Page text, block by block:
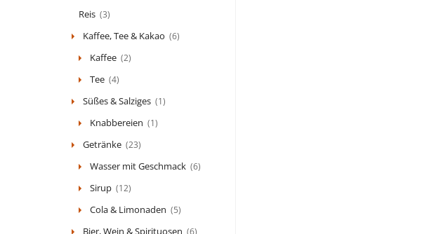
Reis (3)
Kaffee, Tee & Kakao (6)
Kaffee (2)
Tee (4)
Süßes & Salziges (1)
Knabbereien (1)
Getränke (23)
Wasser mit Geschmack (6)
Sirup (12)
Cola & Limonaden (5)
Bier, Wein & Spirituosen (6)